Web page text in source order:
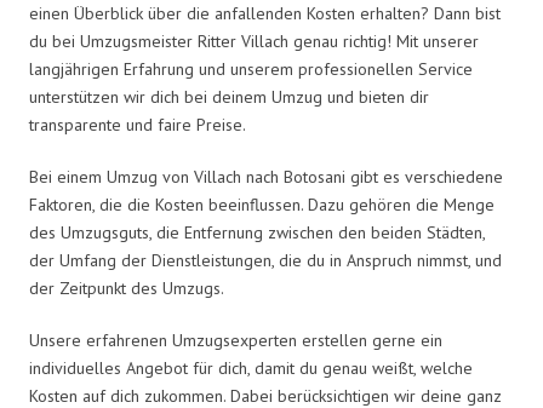
einen Überblick über die anfallenden Kosten erhalten? Dann bist
du bei Umzugsmeister Ritter Villach genau richtig! Mit unserer
langjährigen Erfahrung und unserem professionellen Service
unterstützen wir dich bei deinem Umzug und bieten dir
transparente und faire Preise.
Bei einem Umzug von Villach nach Botosani gibt es verschiedene
Faktoren, die die Kosten beeinflussen. Dazu gehören die Menge
des Umzugsguts, die Entfernung zwischen den beiden Städten,
der Umfang der Dienstleistungen, die du in Anspruch nimmst, und
der Zeitpunkt des Umzugs.
Unsere erfahrenen Umzugsexperten erstellen gerne ein
individuelles Angebot für dich, damit du genau weißt, welche
Kosten auf dich zukommen. Dabei berücksichtigen wir deine ganz